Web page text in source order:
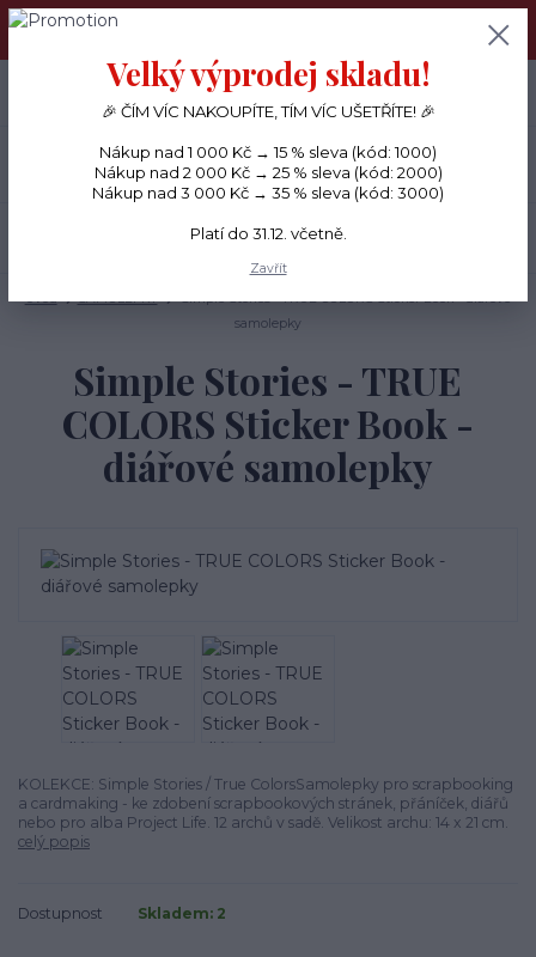
PŘÁNÍČKA a PAPÍROVÉ DÁRKY odesílám každý den, KREATIVNÍ
Menu
CZK
+420 734 380 930
(Po-Ne, 8-20 hod.)
samolepky
Simple Stories - TRUE
COLORS Sticker Book -
diářové samolepky
KOLEKCE: Simple Stories / True ColorsSamolepky pro scrapbooking
a cardmaking - ke zdobení scrapbookových stránek, přáníček, diářů
nebo pro alba Project Life. 12 archů v sadě. Velikost archu: 14 x 21 cm.
celý popis
Dostupnost Skladem: 2
Velký výprodej skladu!
🎉 ČÍM VÍC NAKOUPÍTE, TÍM VÍC UŠETŘÍTE! 🎉
Nákup nad 1 000 Kč → 15 % sleva (kód: 1000)
Nákup nad 2 000 Kč → 25 % sleva (kód: 2000)
Nákup nad 3 000 Kč → 35 % sleva (kód: 3000)
Platí do 31.12. včetně.
Zavřít